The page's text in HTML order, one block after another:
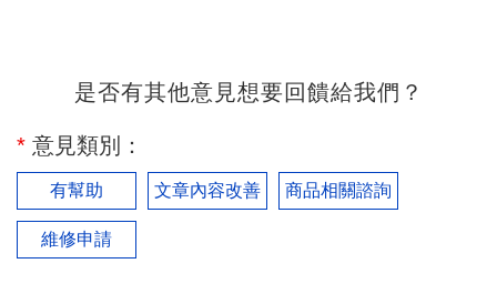
是否有其他意見想要回饋給我們？
* 意見類別：
有幫助 文章內容改善 商品相關諮詢
維修申請